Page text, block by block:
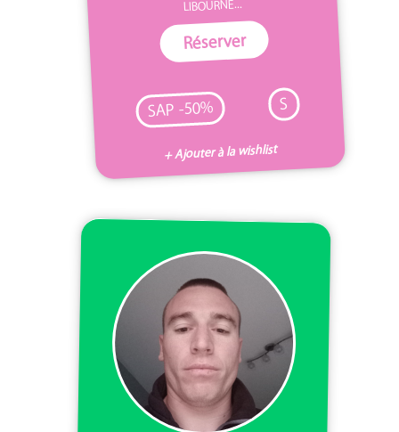
LIBOURNE...
Réserver
SAP -50% S
+ Ajouter à la wishlist